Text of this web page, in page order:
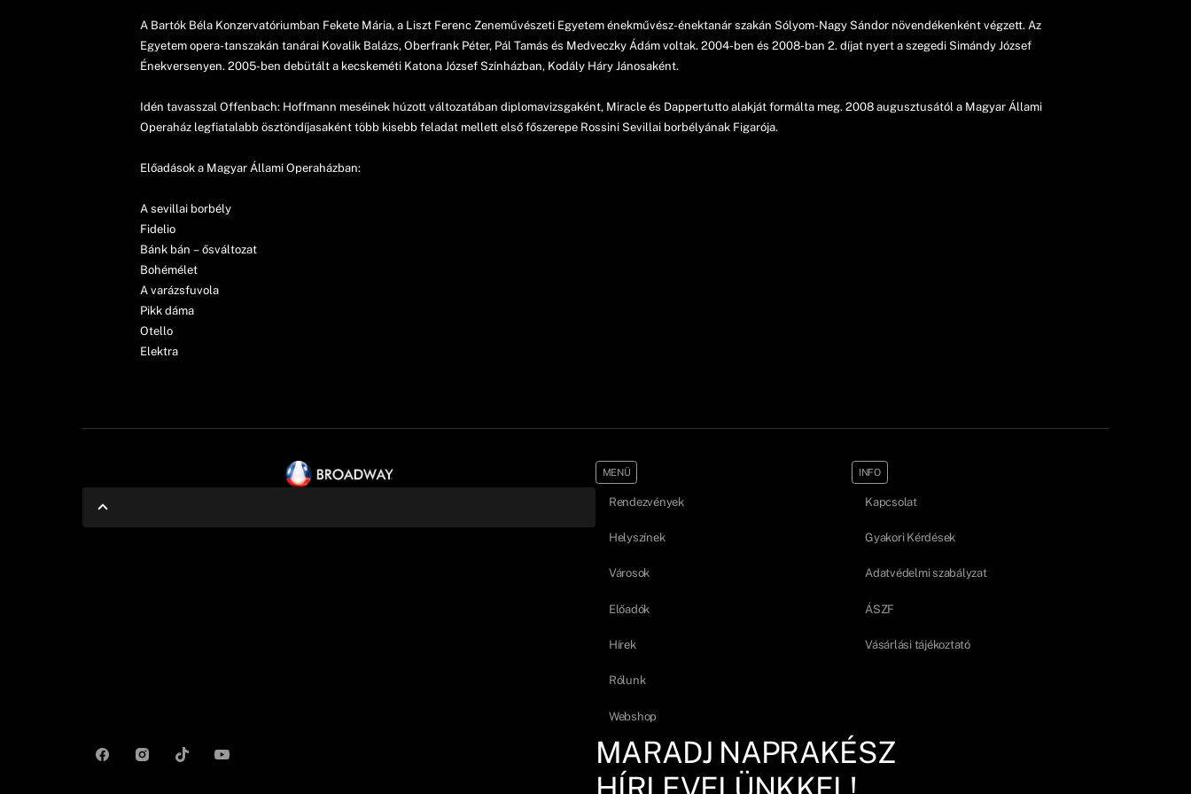
A Bartók Béla Konzervatóriumban Fekete Mária, a Liszt Ferenc Zeneművészeti Egyetem énekművész-énektanár szakán Sólyom-Nagy Sándor növendékenként végzett. Az
Egyetem opera-tanszakán tanárai Kovalik Balázs, Oberfrank Péter, Pál Tamás és Medveczky Ádám voltak. 2004-ben és 2008-ban 2. díjat nyert a szegedi Simándy József
Énekversenyen. 2005-ben debütált a kecskeméti Katona József Színházban, Kodály Háry Jánosaként.
Idén tavasszal Offenbach: Hoffmann meséinek húzott változatában diplomavizsgaként, Miracle és Dappertutto alakját formálta meg. 2008 augusztusától a Magyar Állami
Operaház legfiatalabb ösztöndíjasaként több kisebb feladat mellett első főszerepe Rossini Sevillai borbélyának Figarója.
Előadások a Magyar Állami Operaházban:
A sevillai borbély
Fidelio
Bánk bán – ősváltozat
Bohémélet
A varázsfuvola
Pikk dáma
Otello
Elektra
MENÜ
Rendezvények
Helyszínek
Városok
Előadók
Hírek
Rólunk
Webshop
INFO
Kapcsolat
Gyakori Kérdések
Adatvédelmi szabályzat
ÁSZF
Vásárlási tájékoztató
MARADJ NAPRAKÉSZ